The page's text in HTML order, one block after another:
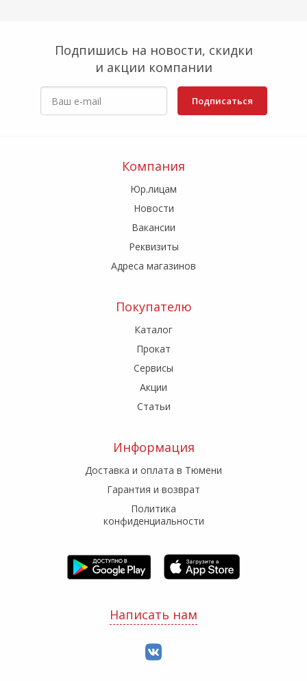
Подпишись на новости, скидки
и акции компании
Подписаться
Компания
Юр.лицам
Новости
Вакансии
Реквизиты
Адреса магазинов
Покупателю
Каталог
Прокат
Сервисы
Акции
Статьи
Информация
Доставка и оплата в Тюмени
Гарантия и возврат
Политика
конфиденциальности
Написать нам